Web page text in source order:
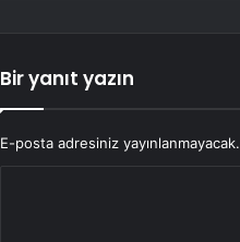
Bir yanıt yazın
E-posta adresiniz yayınlanmayacak.